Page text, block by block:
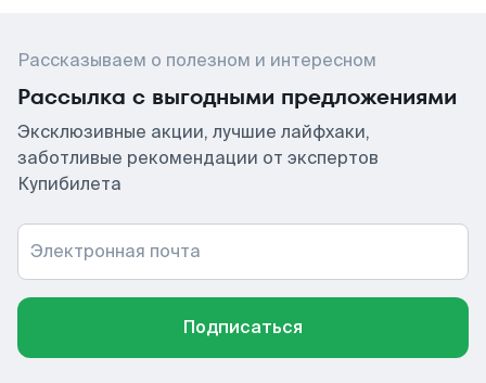
Рассказываем о полезном и интересном
Рассылка с выгодными предложениями
Эксклюзивные акции, лучшие лайфхаки,
заботливые рекомендации от экспертов
Купибилета
Электронная почта
Подписаться